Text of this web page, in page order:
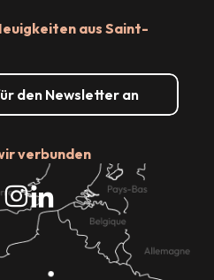
aus Saint-
den Newsletter an
verbunden